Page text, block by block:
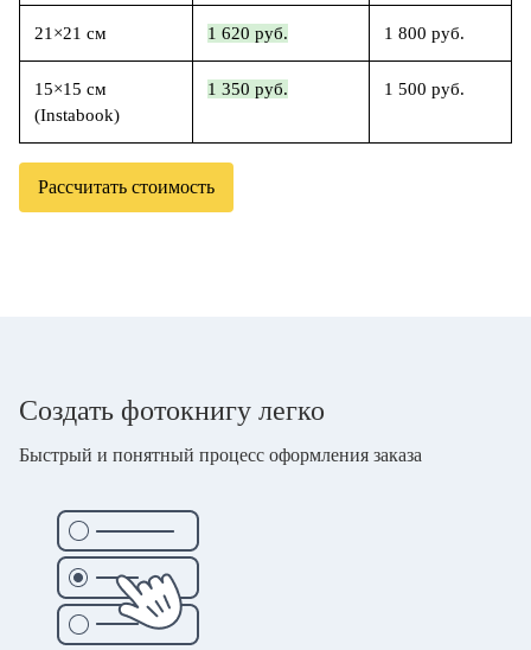
21×21 см 1 620 руб. 1 800 руб.
15×15 см
(Instabook)
1 350 руб. 1 500 руб.
Рассчитать стоимость
Создать фотокнигу легко
Быстрый и понятный процесс оформления заказа